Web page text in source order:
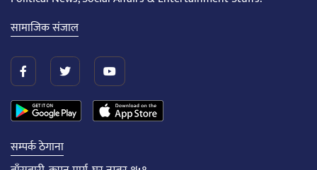
सामाजिक संजाल
सम्पर्क ठेगाना